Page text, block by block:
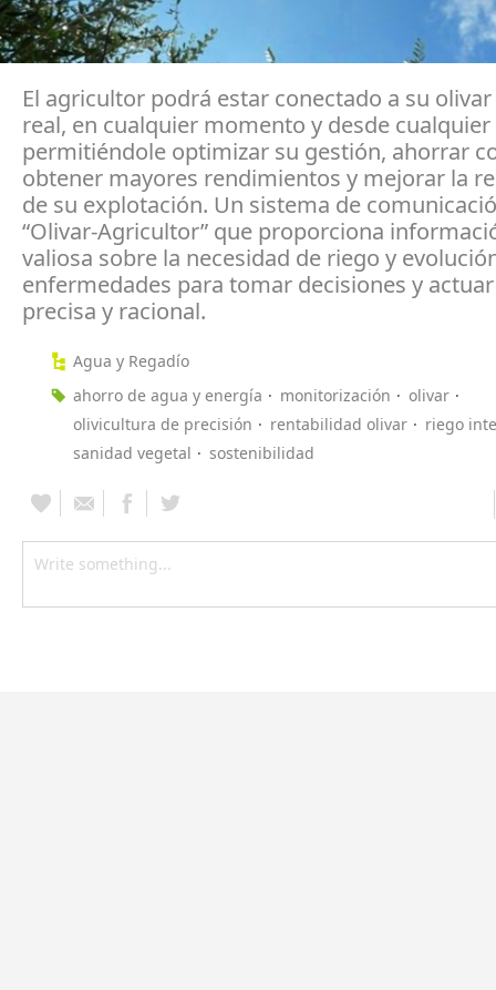
El agricultor podrá estar conectado a su
real, en cualquier momento y desde cualquier
permitiéndole optimizar su gestión, ahorrar
obtener mayores rendimientos y mejorar la
de su explotación. Un sistema de
“Olivar-Agricultor” que proporciona
valiosa sobre la necesidad de riego y
enfermedades para tomar decisiones y
precisa y racional.
Agua y Regadío
ahorro de agua y energía
monitorización
olivar
olivicultura de precisión
rentabilidad olivar
riego
sanidad vegetal
sostenibilidad